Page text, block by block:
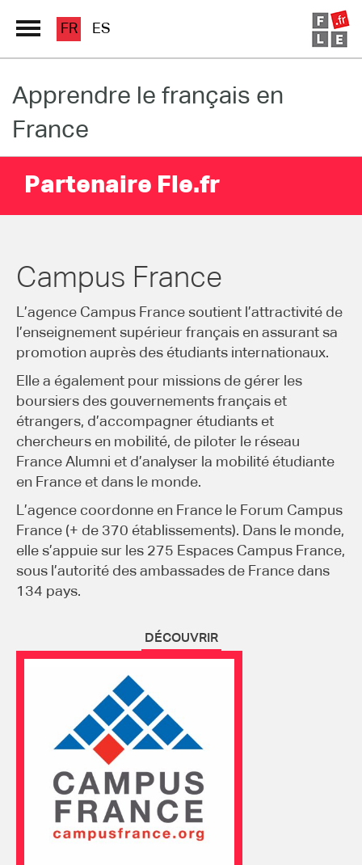
Grand Répertoire
Immersion France
Le français en ligne
Les pages PRO
FR ES
Apprendre le français en
France
Partenaire Fle.fr
Campus France
L’agence Campus France soutient l’attractivité de
l’enseignement supérieur français en assurant sa
promotion auprès des étudiants internationaux.
Elle a également pour missions de gérer les
boursiers des gouvernements français et
étrangers, d’accompagner étudiants et
chercheurs en mobilité, de piloter le réseau
France Alumni et d’analyser la mobilité étudiante
en France et dans le monde.
L’agence coordonne en France le Forum Campus
France (+ de 370 établissements). Dans le monde,
elle s’appuie sur les 275 Espaces Campus France,
sous l’autorité des ambassades de France dans
134 pays.
DÉCOUVRIR